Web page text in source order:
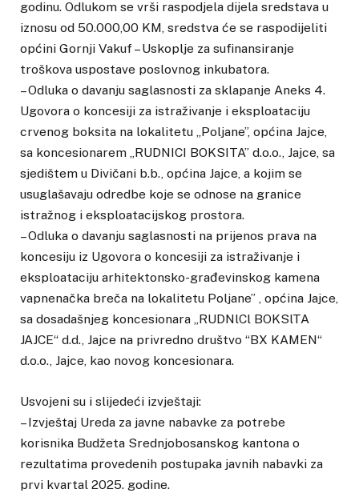
godinu. Odlukom se vrši raspodjela dijela sredstava u
iznosu od 50.000,00 KM, sredstva će se raspodijeliti
općini Gornji Vakuf – Uskoplje za sufinansiranje
troškova uspostave poslovnog inkubatora.
– Odluka o davanju saglasnosti za sklapanje Aneks 4.
Ugovora o koncesiji za istraživanje i eksploataciju
crvenog boksita na lokalitetu „Poljane”, općina Jajce,
sa koncesionarem „RUDNICI BOKSITA” d.o.o., Jajce, sa
sjedištem u Divičani b.b., općina Jajce, a kojim se
usuglašavaju odredbe koje se odnose na granice
istražnog i eksploatacijskog prostora.
– Odluka o davanju saglasnosti na prijenos prava na
koncesiju iz Ugovora o koncesiji za istraživanje i
eksploataciju arhitektonsko-građevinskog kamena
vapnenačka breča na lokalitetu Poljane” , općina Jajce,
sa dosadašnjeg koncesionara „RUDNlCl BOKSlTA
JAJCE“ d.d., Jajce na privredno društvo “BX KAMEN“
d.o.o., Jajce, kao novog koncesionara.
Usvojeni su i slijedeći izvještaji:
– Izvještaj Ureda za javne nabavke za potrebe
korisnika Budžeta Srednjobosanskog kantona o
rezultatima provedenih postupaka javnih nabavki za
prvi kvartal 2025. godine.